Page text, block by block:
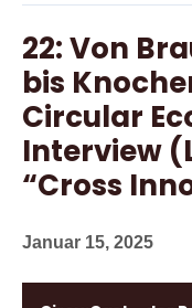
22: Von
bis
Circular
Interview
“Cross
Januar 15, 2025